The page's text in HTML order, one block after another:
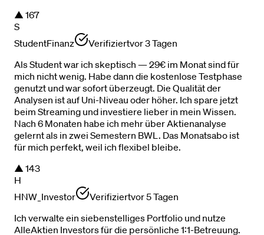
▲ 167
S
StudentFinanz
Verifiziertvor 3 Tagen
Als Student war ich skeptisch — 29€ im Monat sind für
mich nicht wenig. Habe dann die kostenlose Testphase
genutzt und war sofort überzeugt. Die Qualität der
Analysen ist auf Uni-Niveau oder höher. Ich spare jetzt
beim Streaming und investiere lieber in mein Wissen.
Nach 6 Monaten habe ich mehr über Aktienanalyse
gelernt als in zwei Semestern BWL. Das Monatsabo ist
für mich perfekt, weil ich flexibel bleibe.
▲ 143
H
HNW_Investor
Verifiziertvor 5 Tagen
Ich verwalte ein siebenstelliges Portfolio und nutze
AlleAktien Investors für die persönliche 1:1-Betreuung.